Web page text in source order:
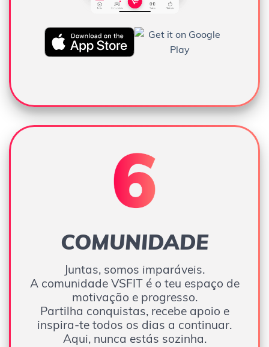
COMUNIDADE
Juntas, somos imparáveis.
A comunidade VSFIT é o teu espaço de
motivação e progresso.
Partilha conquistas, recebe apoio e
inspira-te todos os dias a continuar.
Aqui, nunca estás sozinha.